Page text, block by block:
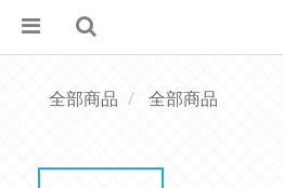
全部商品 全部商品